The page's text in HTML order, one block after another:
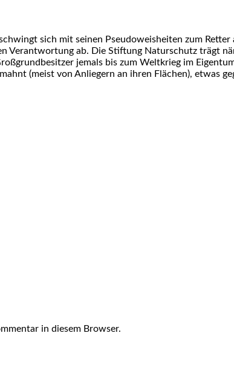
sich mit seinen Pseudoweisheiten zum
Verantwortung ab. Die Stiftung Naturschutz trägt
jemals bis zum Weltkrieg im
(meist von Anliegern an ihren Flächen), etwas
in diesem Browser.